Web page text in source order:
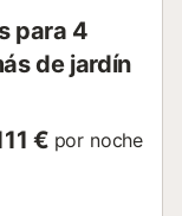
para 4
de jardín
€ por noche